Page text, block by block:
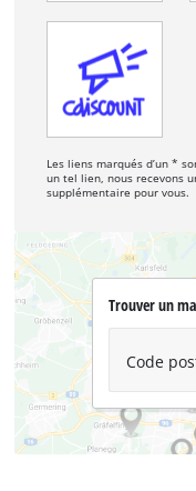
Les liens marqués d’un *
un tel lien, nous recevons
supplémentaire pour vous.
Trouver un
Code